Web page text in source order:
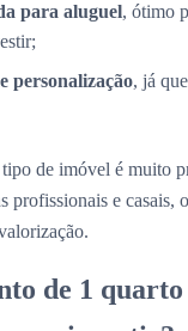
para aluguel, ótimo
personalização, já
tipo de imóvel é muito
profissionais e casais,
de 1 quarto